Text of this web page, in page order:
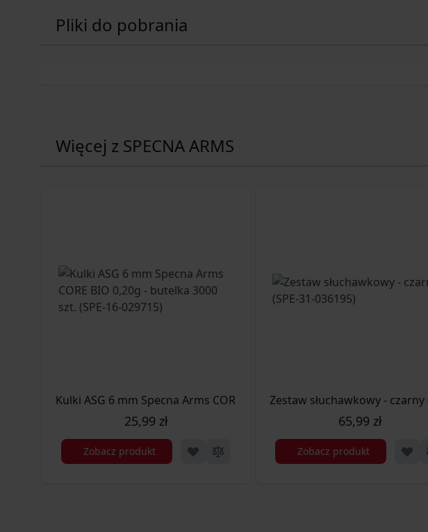
Pliki do pobrania
Więcej z SPECNA ARMS
Kulki ASG 6 mm Specna Arms CORE BIO 0,20g - butelka 3000 szt. (SPE-
25,99 zł
Zobacz produkt
Zestaw słuchawkowy - czarny
65,99 zł
Zobacz produkt